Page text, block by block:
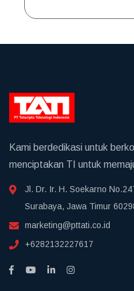
Kami berdedikasi untuk
menciptakan TI untuk
Jl. Dr. Ir. H. Soekarno
Surabaya, Jawa Timur
marketing@pttati.co.id
+6282132227617